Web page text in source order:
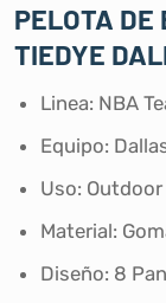
PELOTA
TIEDYE
Linea: NBA
Equipo:
Uso:
Material:
Diseño: 8